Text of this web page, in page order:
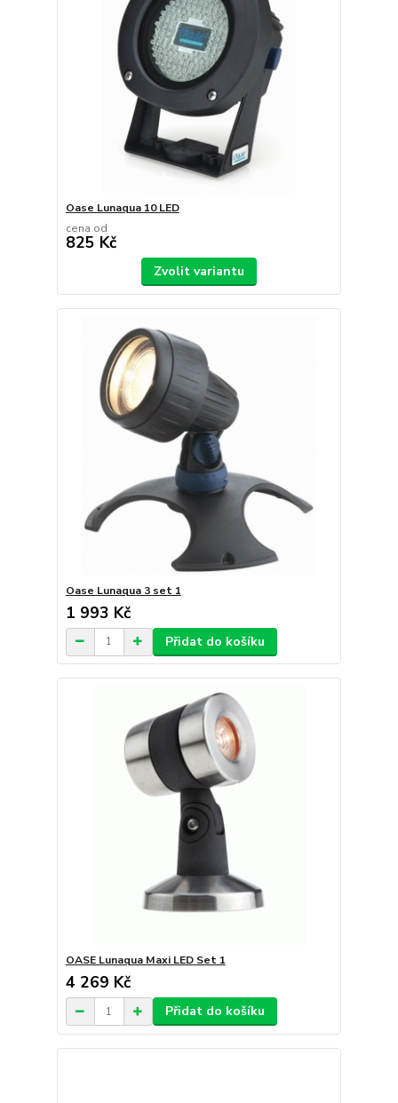
Oase Lunaqua 10 LED
cena od
825 Kč
Zvolit variantu
Oase Lunaqua 3 set 1
1 993 Kč
Přidat do košíku
OASE Lunaqua Maxi LED Set 1
4 269 Kč
Přidat do košíku